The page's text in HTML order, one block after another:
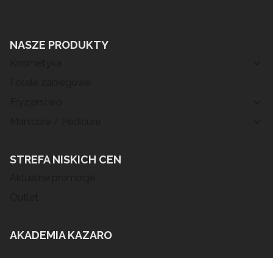
NASZE PRODUKTY
STREFA NISKICH CEN
AKADEMIA KAZARO